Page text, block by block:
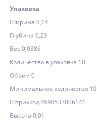
Упаковка
Ширина 0,14
Глубина 0,23
Вес 0,0386
Количество в упаковке 10
Объём 0
Минимальное количество 10
Штрихкод 4690533006141
Высота 0,01